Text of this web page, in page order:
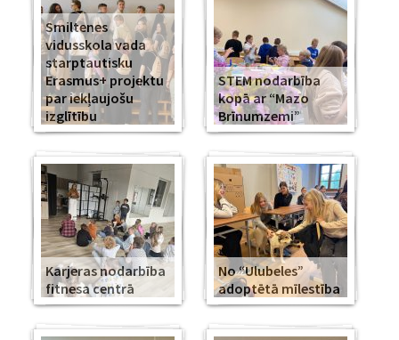
Smiltenes
vidusskola vada
starptautisku
Erasmus+ projektu
par iekļaujošu
izglītību
STEM nodarbība
kopā ar “Mazo
Brīnumzemi”
Karjeras nodarbība
fitnesa centrā
No “Ulubeles”
adoptētā mīlestība